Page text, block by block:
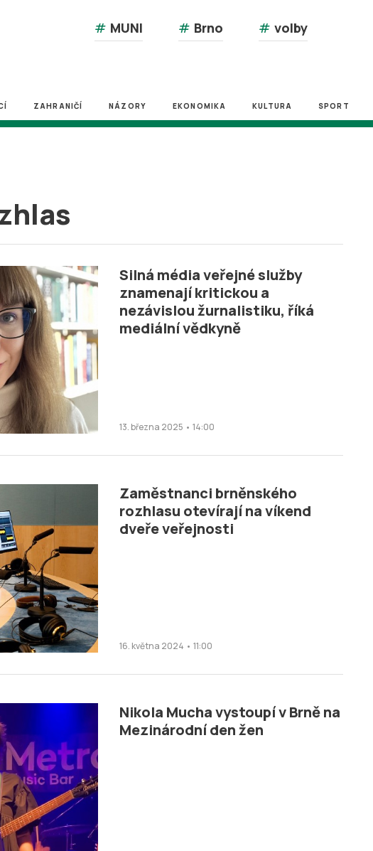
# MUNI # Brno # volby
ZAHRANIČÍ NÁZORY EKONOMIKA KULTURA SPORT
Silná média veřejné služby
znamenají kritickou a
nezávislou žurnalistiku, říká
mediální vědkyně
13. března 2025 • 14:00
Zaměstnanci brněnského
rozhlasu otevírají na víkend
dveře veřejnosti
16. května 2024 • 11:00
Nikola Mucha vystoupí v Brně na
Mezinárodní den žen